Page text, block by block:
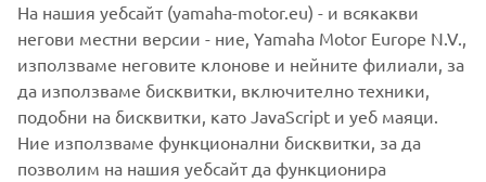
darkness, checkwww.yamaha-darkside.comor visit your
local Yamaha dealer for more information.
Get signed up and join SHARK Helmets, Akrapovič,
Yamaha Music, TomTom and of course Yamaha on the
2017 MT Tour!
На нашия уебсайт (yamaha-motor.eu) - и всякакви
негови местни версии - ние, Yamaha Motor Europe N.V.,
използваме неговите клонове и нейните филиали, за
да използваме бисквитки, включително техники,
подобни на бисквитки, като JavaScript и уеб маяци.
Ние използваме функционални бисквитки, за да
позволим на нашия уебсайт да функционира